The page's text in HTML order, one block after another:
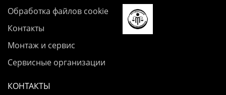
Обработка файлов cookie
Контакты
Монтаж и сервис
Сервисные организации
КОНТАКТЫ